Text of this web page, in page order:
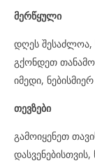
მერწყული
დღეს შესაძლოა,
გქონდეთ
იმედი,
თევზები
გამოიყენეთ